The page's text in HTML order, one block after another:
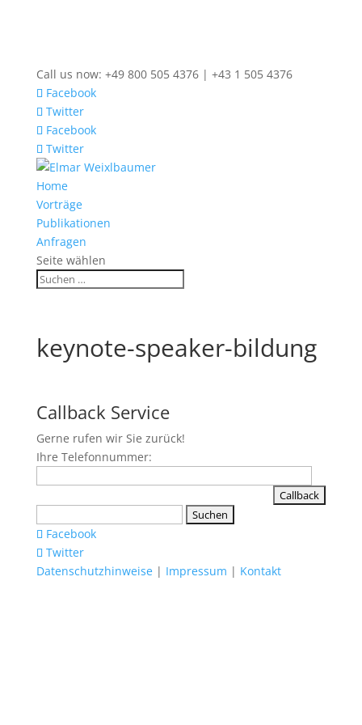
Call us now: +49 800 505 4376 | +43 1 505 4376
Facebook
Twitter
Facebook
Twitter
Home
Vorträge
Publikationen
Anfragen
Seite wählen
keynote-speaker-bildung
Callback Service
Gerne rufen wir Sie zurück!
Ihre Telefonnummer:
nach:
Facebook
Twitter
Datenschutzhinweise| Impressum | Kontakt